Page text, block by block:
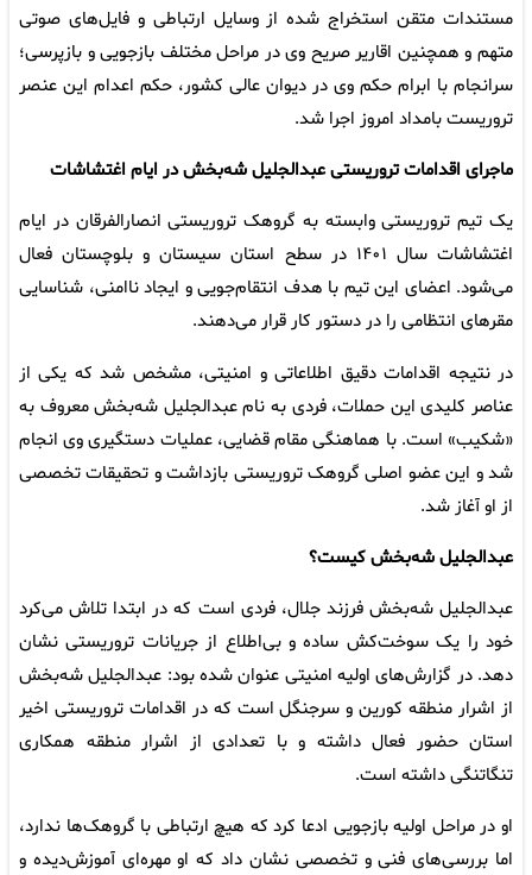
مستندات متقن استخراج شده از وسایل ارتباطی و فایل‌های صوتی
متهم و همچنین اقاریر صریح وی در مراحل مختلف بازجویی و بازپرسی؛
سرانجام با ابرام حکم وی در دیوان عالی کشور، حکم اعدام این عنصر
تروریست بامداد امروز اجرا شد.
ماجرای اقدامات تروریستی عبدالجلیل شه‌بخش در ایام اغتشاشات
یک تیم تروریستی وابسته به گروهک تروریستی انصارالفرقان در ایام
اغتشاشات سال ۱۴۰۱ در سطح استان سیستان و بلوچستان فعال
می‌شود. اعضای این تیم با هدف انتقام‌جویی و ایجاد ناامنی، شناسایی
مقرهای انتظامی را در دستور کار قرار می‌دهند.
در نتیجه اقدامات دقیق اطلاعاتی و امنیتی، مشخص شد که یکی از
عناصر کلیدی این حملات، فردی به نام عبدالجلیل شه‌بخش معروف به
«شکیب» است. با هماهنگی مقام قضایی، عملیات دستگیری وی انجام
شد و این عضو اصلی گروهک تروریستی بازداشت و تحقیقات تخصصی
از او آغاز شد.
عبدالجلیل شه‌بخش کیست؟
عبدالجلیل شه‌بخش فرزند جلال، فردی است که در ابتدا تلاش می‌کرد
خود را یک سوخت‌کش ساده و بی‌اطلاع از جریانات تروریستی نشان
دهد. در گزارش‌های اولیه امنیتی عنوان شده بود: عبدالجلیل شه‌بخش
از اشرار منطقه کورین و سرجنگل است که در اقدامات تروریستی اخیر
استان حضور فعال داشته و با تعدادی از اشرار منطقه همکاری
تنگاتنگی داشته است.
او در مراحل اولیه بازجویی ادعا کرد که هیچ ارتباطی با گروهک‌ها ندارد،
اما بررسی‌های فنی و تخصصی نشان داد که او مهره‌ای آموزش‌دیده و